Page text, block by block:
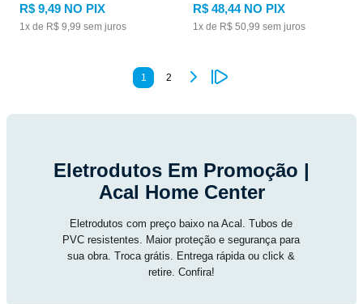
R$ 9,49 NO PIX
1x de R$ 9,99 sem juros
R$ 48,44NO PIX
1x de R$ 50,99 sem juros
1 2
Eletrodutos Em Promoção |
Acal Home Center
Eletrodutos com preço baixo na Acal. Tubos de
PVC resistentes. Maior proteção e segurança para
sua obra. Troca grátis. Entrega rápida ou click &
retire. Confira!